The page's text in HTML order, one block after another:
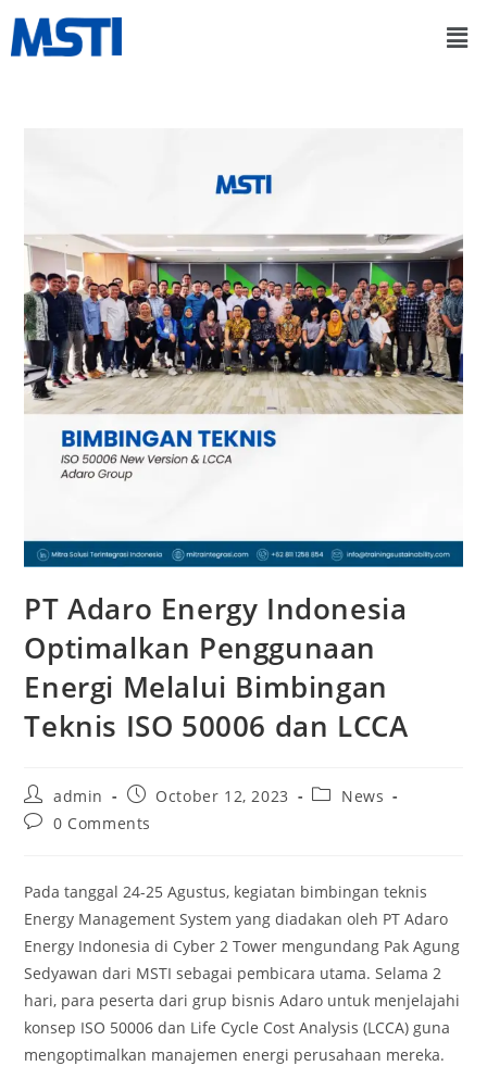
PT Adaro Energy Indonesia
Optimalkan Penggunaan
Energi Melalui Bimbingan
Teknis ISO 50006 dan LCCA
admin October 12, 2023
News
0 Comments
Pada tanggal 24-25 Agustus, kegiatan bimbingan teknis
Energy Management System yang diadakan oleh PT Adaro
Energy Indonesia di Cyber 2 Tower mengundang Pak Agung
Sedyawan dari MSTI sebagai pembicara utama. Selama 2
hari, para peserta dari grup bisnis Adaro untuk menjelajahi
konsep ISO 50006 dan Life Cycle Cost Analysis (LCCA) guna
mengoptimalkan manajemen energi perusahaan mereka.